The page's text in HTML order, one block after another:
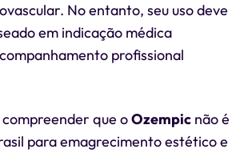
No entanto, seu uso deve
em indicação médica
profissional
que oOzempic não é
para emagrecimento estético e